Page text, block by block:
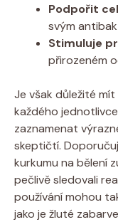
Podpořit
svým
Stimuluje
přirozeném
Je však důležité
každého
zaznamenat
skeptičtí.
kurkumu na bělení
pečlivě sledovali
používání mohou
jako je žluté